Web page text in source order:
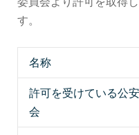
す。
名称
許可を受けている公
会